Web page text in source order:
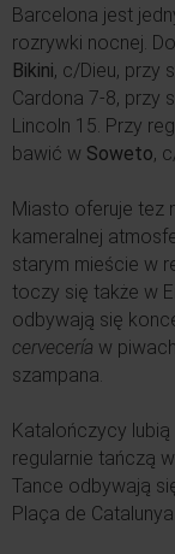
Barcelona jest
rozrywki nocnej.
Bikini, c/Dieu, przy
Cardona 7-8, przy
Lincoln 15. Przy
bawić w Soweto,
Miasto oferuje tez
kameralnej
starym mieście w
toczy się także w
odbywają się
cervecería w
szampana.
Katalończycy
regularnie tańczą
Tance odbywają
Plaça de